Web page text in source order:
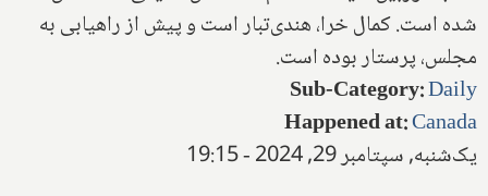
شده است. کمال خرا، هندی‌تبار است و پیش از راهیابی به
مجلس، پرستار بوده است.
Sub-Category:Daily
Happened at:Canada
یک‌شنبه, سپتامبر 29, 2024 - 19:15